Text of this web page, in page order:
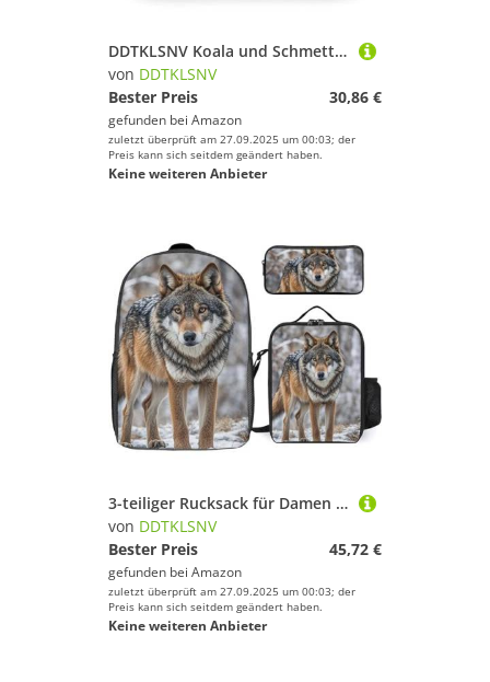
DDTKLSNV Koala und Schmetterling Make-up-Tasche, tragbare Reise-Kosmetiktasche, Reißverschluss, Make-up-Organizer, Kulturbeutel für Damen
von DDTKLSNV
Bester Preis
30,86 €
gefunden bei Amazon
zuletzt überprüft am 27.09.2025 um 00:03; der
Preis kann sich seitdem geändert haben.
Keine weiteren Anbieter
3-teiliger Rucksack für Damen und Herren, leicht, lässig, Tagesrucksack, Schultertaschen-Set mit isolierter Lunchtasche und Federmäppchen, Organizer, Wolf
von DDTKLSNV
Bester Preis
45,72 €
gefunden bei Amazon
zuletzt überprüft am 27.09.2025 um 00:03; der
Preis kann sich seitdem geändert haben.
Keine weiteren Anbieter